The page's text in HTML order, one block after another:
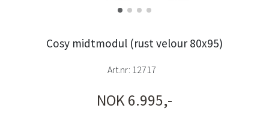
Cosy midtmodul (rust velour 80x95)
Art.nr: 12717
NOK 6.995,-